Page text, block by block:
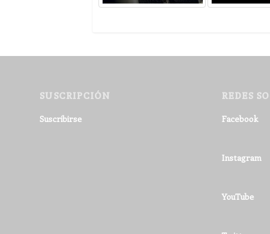
SUSCRIPCIÓN
Suscribirse
REDES
Facebook
Instagram
YouTube